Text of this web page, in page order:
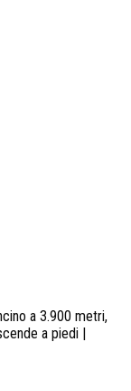
a 3.900 metri,
a piedi |